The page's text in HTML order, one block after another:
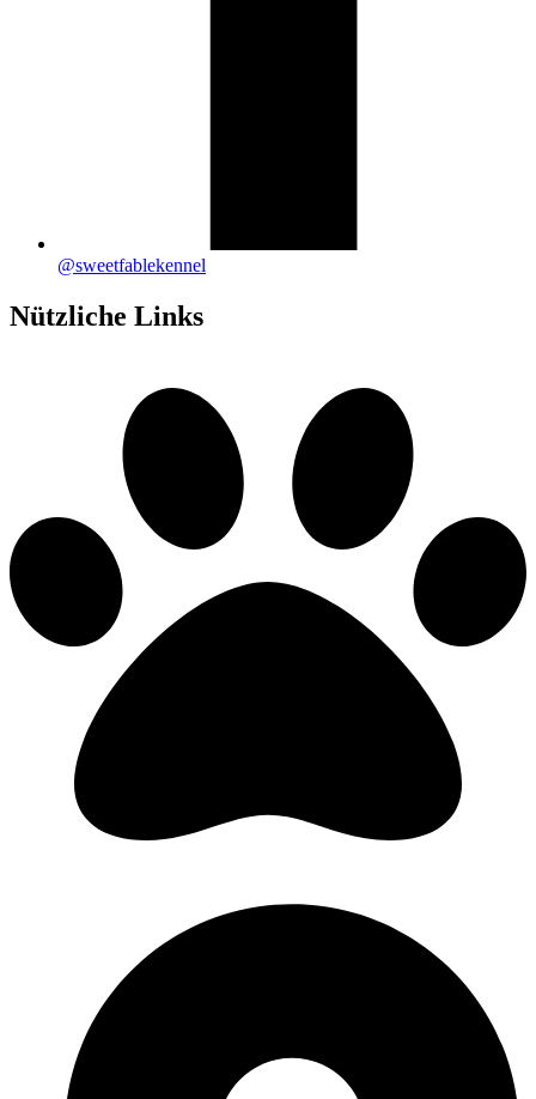
@sweetfablekennel
Nützliche Links